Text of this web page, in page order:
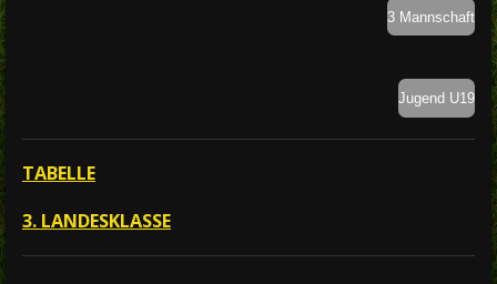
3 Mannschaft
Jugend U19
TABELLE
3. LANDESKLASSE